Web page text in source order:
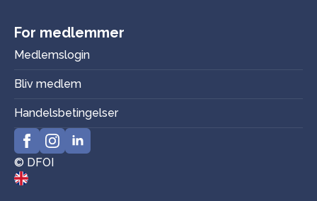
For medlemmer
Medlemslogin
Bliv medlem
Handelsbetingelser
© DFOI